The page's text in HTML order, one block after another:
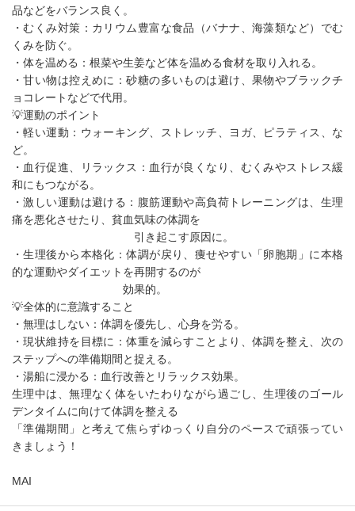
品などをバランス良く。
・むくみ対策：カリウム豊富な食品（バナナ、海藻類など）でむ
くみを防ぐ。
・体を温める：根菜や生姜など体を温める食材を取り入れる。
・甘い物は控えめに：砂糖の多いものは避け、果物やブラックチ
ョコレートなどで代用。
💡運動のポイント
・軽い運動：ウォーキング、ストレッチ、ヨガ、ピラティス、な
ど。
・血行促進、リラックス：血行が良くなり、むくみやストレス緩
和にもつながる。
・激しい運動は避ける：腹筋運動や高負荷トレーニングは、生理
痛を悪化させたり、貧血気味の体調を
引き起こす原因に。
・生理後から本格化：体調が戻り、痩せやすい「卵胞期」に本格
的な運動やダイエットを再開するのが
効果的。
💡全体的に意識すること
・無理はしない：体調を優先し、心身を労る。
・現状維持を目標に：体重を減らすことより、体調を整え、次の
ステップへの準備期間と捉える。
・湯船に浸かる：血行改善とリラックス効果。
生理中は、無理なく体をいたわりながら過ごし、生理後のゴール
デンタイムに向けて体調を整える
「準備期間」と考えて焦らずゆっくり自分のペースで頑張ってい
きましょう！
MAI